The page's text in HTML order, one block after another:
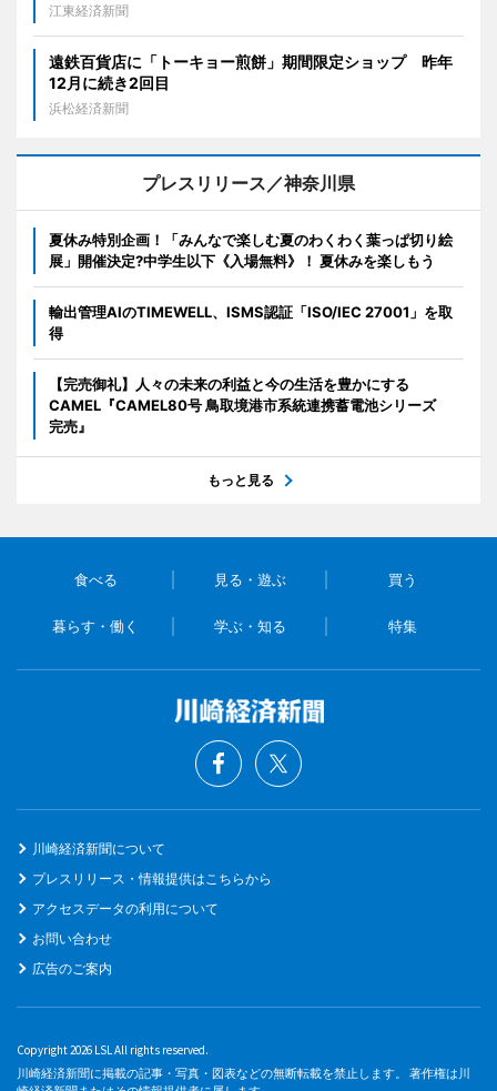
江東経済新聞
遠鉄百貨店に「トーキョー煎餅」期間限定ショップ 昨年
12月に続き2回目
浜松経済新聞
プレスリリース／神奈川県
夏休み特別企画！「みんなで楽しむ夏のわくわく葉っぱ切り絵
展」開催決定?中学生以下《入場無料》！ 夏休みを楽しもう
輸出管理AIのTIMEWELL、ISMS認証「ISO/IEC 27001」を取
得
【完売御礼】人々の未来の利益と今の生活を豊かにする
CAMEL『CAMEL80号 鳥取境港市系統連携蓄電池シリーズ
完売』
もっと見る
食べる 見る・遊ぶ 買う
暮らす・働く 学ぶ・知る 特集
川崎経済新聞について
プレスリリース・情報提供はこちらから
アクセスデータの利用について
お問い合わせ
広告のご案内
Copyright 2026 LSL All rights reserved.
川崎経済新聞に掲載の記事・写真・図表などの無断転載を禁止します。 著作権は川